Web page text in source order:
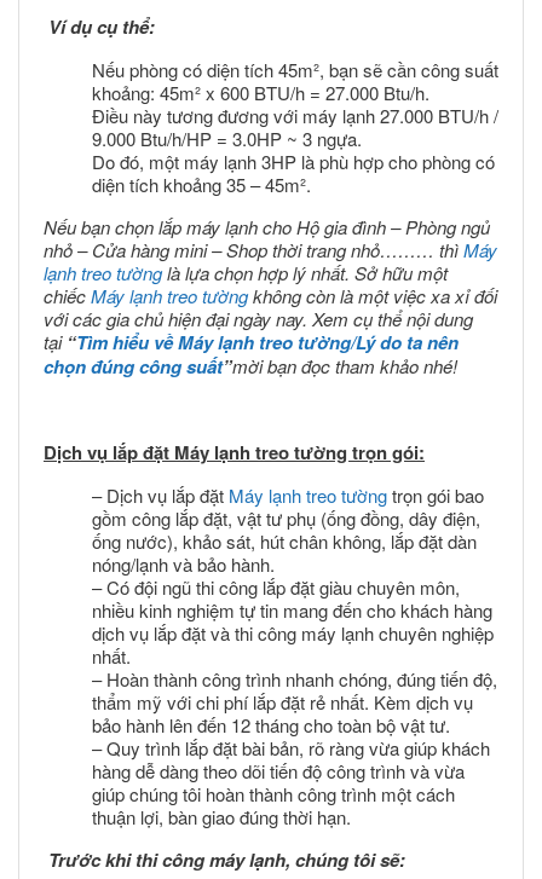
Ví dụ cụ thể:
Nếu phòng có diện tích 45m², bạn sẽ cần công suất
khoảng: 45m² x 600 BTU/h = 27.000 Btu/h.
Điều này tương đương với máy lạnh 27.000 BTU/h /
9.000 Btu/h/HP = 3.0HP ~ 3 ngựa.
Do đó, một máy lạnh 3HP là phù hợp cho phòng có
diện tích khoảng 35 – 45m².
Nếu bạn chọn lắp máy lạnh cho Hộ gia đình – Phòng ngủ
nhỏ – Cửa hàng mini – Shop thời trang nhỏ……… thìMáy
lạnh treo tườnglà lựa chọn hợp lý nhất. Sở hữu một
chiếcMáy lạnh treo tườngkhông còn là một việc xa xỉ đối
với các gia chủ hiện đại ngày nay. Xem cụ thể nội dung
tại “Tìm hiểu về Máy lạnh treo tường/Lý do ta nên
chọn đúng công suất”mời bạn đọc tham khảo nhé!
Dịch vụ lắp đặt Máy lạnh treo tường trọn gói:
– Dịch vụ lắp đặt Máy lạnh treo tườngtrọn gói bao
gồm công lắp đặt, vật tư phụ (ống đồng, dây điện,
ống nước), khảo sát, hút chân không, lắp đặt dàn
nóng/lạnh và bảo hành.
– Có đội ngũ thi công lắp đặt giàu chuyên môn,
nhiều kinh nghiệm tự tin mang đến cho khách hàng
dịch vụ lắp đặt và thi công máy lạnh chuyên nghiệp
nhất.
– Hoàn thành công trình nhanh chóng, đúng tiến độ,
thẩm mỹ với chi phí lắp đặt rẻ nhất. Kèm dịch vụ
bảo hành lên đến 12 tháng cho toàn bộ vật tư.
– Quy trình lắp đặt bài bản, rõ ràng vừa giúp khách
hàng dễ dàng theo dõi tiến độ công trình và vừa
giúp chúng tôi hoàn thành công trình một cách
thuận lợi, bàn giao đúng thời hạn.
Trước khi thi công máy lạnh, chúng tôi sẽ: